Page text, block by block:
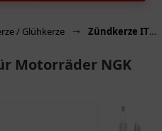
/ Glühkerze Zündkerze ITR4A15 für Motorräder NGK
Motorräder NGK